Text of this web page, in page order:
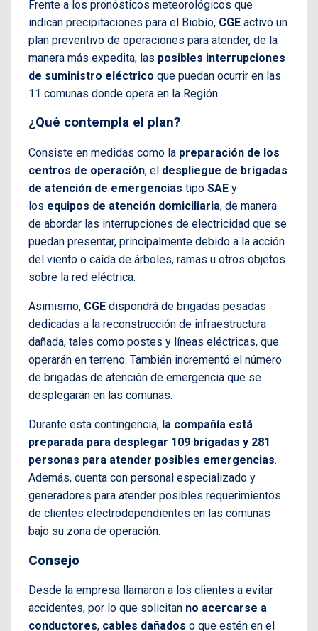
Frente a los pronósticos meteorológicos que
indican precipitaciones para el Biobío, CGE activó un
plan preventivo de operaciones para atender, de la
manera más expedita, las posibles interrupciones
de suministro eléctrico que puedan ocurrir en las
11 comunas donde opera en la Región.
¿Qué contempla el plan?
Consiste en medidas como la preparación de los
centros de operación, el despliegue de brigadas
de atención de emergencias tipo SAE y
los equipos de atención domiciliaria, de manera
de abordar las interrupciones de electricidad que se
puedan presentar, principalmente debido a la acción
del viento o caída de árboles, ramas u otros objetos
sobre la red eléctrica.
Asimismo, CGE dispondrá de brigadas pesadas
dedicadas a la reconstrucción de infraestructura
dañada, tales como postes y líneas eléctricas, que
operarán en terreno. También incrementó el número
de brigadas de atención de emergencia que se
desplegarán en las comunas.
Durante esta contingencia, la compañía está
preparada para desplegar 109 brigadas y 281
personas para atender posibles emergencias.
Además, cuenta con personal especializado y
generadores para atender posibles requerimientos
de clientes electrodependientes en las comunas
bajo su zona de operación.
Consejo
Desde la empresa llamaron a los clientes a evitar
accidentes, por lo que solicitan no acercarse a
conductores, cables dañados o que estén en el